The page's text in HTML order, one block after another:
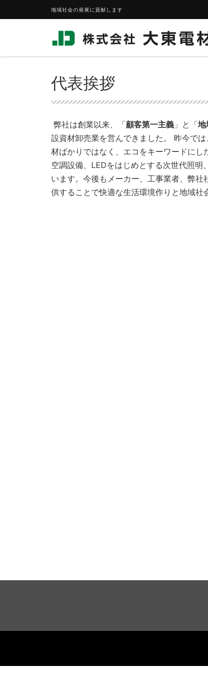
地域社会の発展に貢献します
HOME 会社概要 代表挨拶
代表挨拶
弊社は創業以来、「顧客第一主義 」と「地
設資材卸売業を営んできました。 昨今で
材ばかりではなく、エコをキーワードに
空調設備、LEDをはじめとする次世代照
います。今後もメーカー、工事業者、弊
供することで快適な生活環境作りと地域社